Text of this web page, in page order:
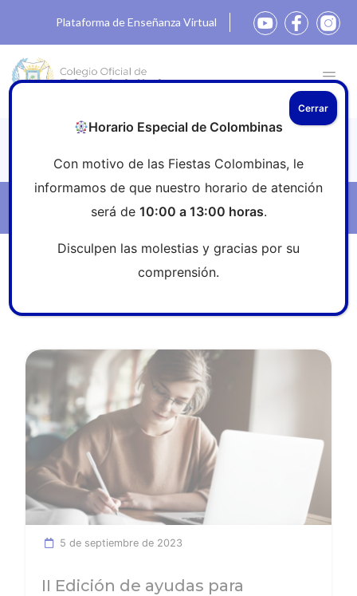
Plataforma de Enseñanza Virtual
»Ayudas
5 de septiembre de 2023
II Edición de ayudas para
Ver noticia
Horario Especial de Colombinas
Con motivo de las Fiestas Colombinas, le
informamos de que nuestro horario de atención
será de 10:00 a 13:00 horas.
Disculpen las molestias y gracias por su
comprensión.
Cerrar